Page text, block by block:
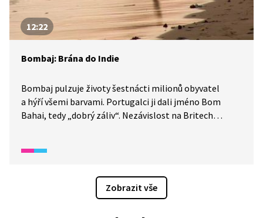
12:22
Bombaj: Brána do Indie
Bombaj pulzuje životy šestnácti milionů obyvatel
a hýří všemi barvami. Portugalci ji dali jméno Bom
Bahai, tedy „dobrý záliv“. Nezávislost na Britech
významu. Dnes návštěvníky vítá směsicí vůní,
a všudypřítomnou hudbou. Navštívíme zde snad
největší prádelnu na světě, kde pracují jen muži,
Zobrazit vše